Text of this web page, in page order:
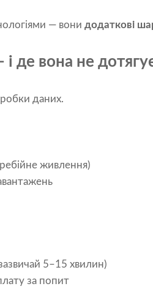
— вони додаткові
де вона не
даних.
живлення)
5–15 хвилин)
за попит